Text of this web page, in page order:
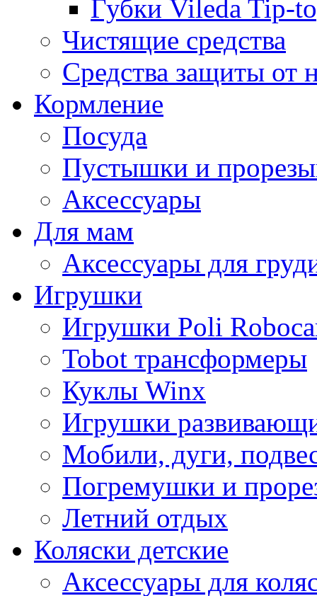
Губки Vileda Tip-
Чистящие средства
Средства защиты от
Кормление
Посуда
Пустышки и
Аксессуары
Для мам
Аксессуары для
Игрушки
Игрушки Poli
Tobot трансформеры
Куклы Winx
Игрушки
Мобили, дуги,
Погремушки и
Летний отдых
Коляски детские
Аксессуары для